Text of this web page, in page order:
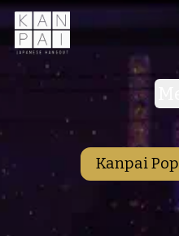
Kanpai Pop